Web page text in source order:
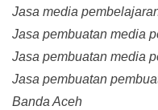
Jasa media
Jasa pembuatan media
Jasa pembuatan media
Jasa pembuatan
Banda Aceh